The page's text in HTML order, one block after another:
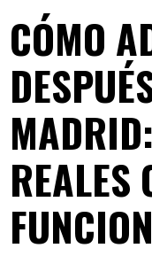
CÓMO
REALES